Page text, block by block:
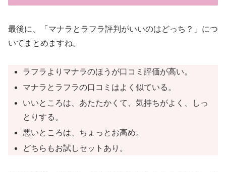
最後に、「マナラとラフラ評判がいいのはどっち？」につ
いてまとめますね。
ラフラよりマナラのほうが口コミ評価が高い。
マナラとラフラの口コミはよく似ている。
いいところは、あたたかくて、気持ちがよく、しっ
とりする。
悪いところは、ちょっとお高め。
どちらもお試しセットあり。